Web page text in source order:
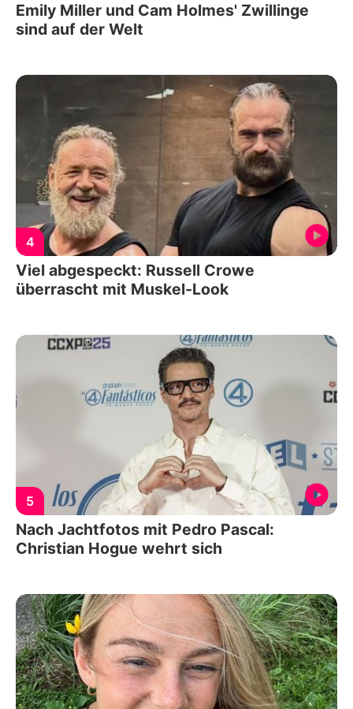
Emily Miller und Cam Holmes' Zwillinge
sind auf der Welt
4
Viel abgespeckt: Russell Crowe
überrascht mit Muskel-Look
5
Nach Jachtfotos mit Pedro Pascal:
Christian Hogue wehrt sich